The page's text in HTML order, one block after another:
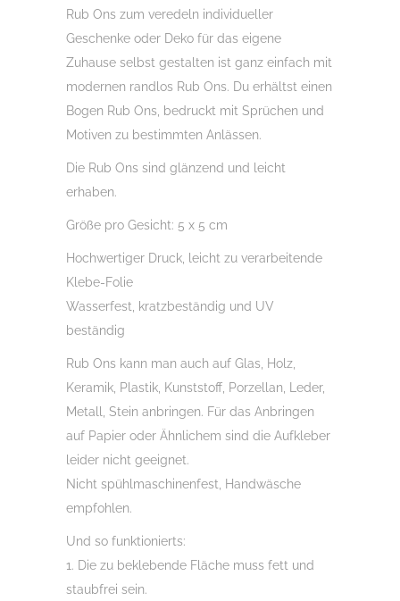
Rub
Ons,
Rubbelsticker,
für
Glas,
Holz,
Rub Ons zum veredeln individueller
Geschenke oder Deko für das eigene
Zuhause selbst gestalten ist ganz einfach mit
modernen randlos Rub Ons. Du erhältst einen
Bogen Rub Ons, bedruckt mit Sprüchen und
Motiven zu bestimmten Anlässen.
Die Rub Ons sind glänzend und leicht
erhaben.
Größe pro Gesicht: 5 x 5 cm
Hochwertiger Druck, leicht zu verarbeitende
Klebe-Folie
Wasserfest, kratzbeständig und UV
beständig
Rub Ons kann man auch auf Glas, Holz,
Keramik, Plastik, Kunststoff, Porzellan, Leder,
Metall, Stein anbringen. Für das Anbringen
auf Papier oder Ähnlichem sind die Aufkleber
leider nicht geeignet.
Nicht spühlmaschinenfest, Handwäsche
empfohlen.
Und so funktionierts:
1. Die zu beklebende Fläche muss fett und
staubfrei sein.